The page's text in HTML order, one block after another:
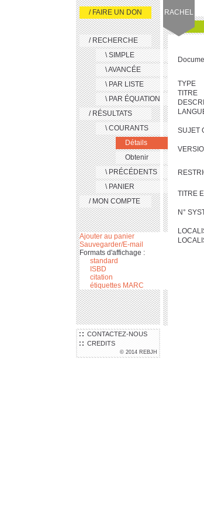
RACHEL
CONTACTEZ-NOUS
CREDITS
© 2014 REBJH
/ FAIRE UN DON
/ RECHERCHE
\ SIMPLE
\ AVANCÉE
\ PAR LISTE
\ PAR ÉQUATION
/ RÉSULTATS
\ COURANTS
Détails
Obtenir
\ PRÉCÉDENTS
\ PANIER
/ MON COMPTE
Ajouter au panier
Sauvegarder/E-mail
Formats d'affichage :
standard
ISBD
citation
étiquettes MARC
TYPE
TITRE
SUJET
TITRE
N°